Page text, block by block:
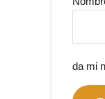
da mi